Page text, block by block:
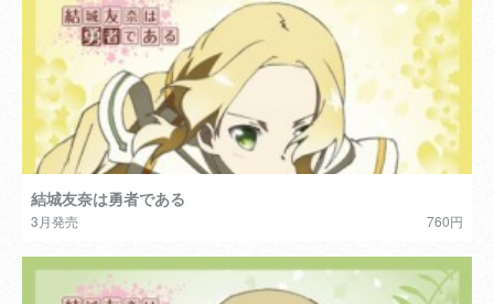
結城友奈は勇者である
3月発売 760円